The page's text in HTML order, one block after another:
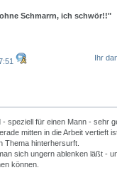
Schmarrn, ich schwör!!"
Ihr
- speziell für einen Mann - sehr
mitten in die Arbeit vertieft
Thema hinterhersurft.
sich ungern ablenken läßt -
können.